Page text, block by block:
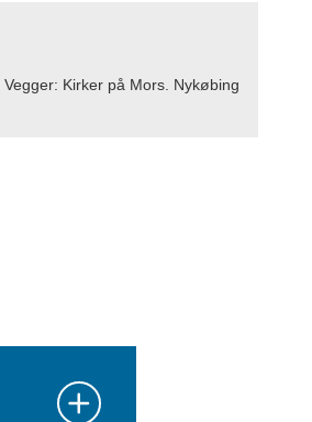
Kirker på Mors. Nykøbing